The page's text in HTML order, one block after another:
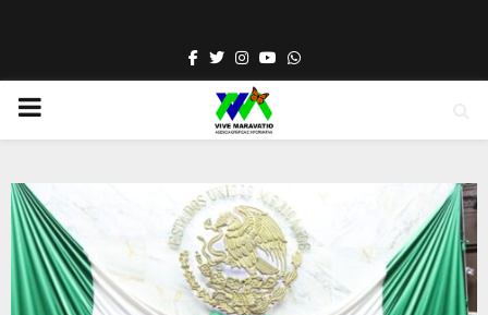
Facebook
TwitterInstagram
YoutubeWhatsapp
PRIMARY